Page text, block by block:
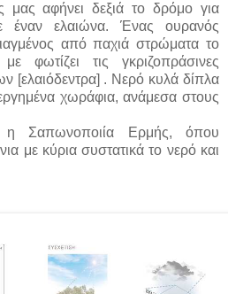
αφήνει δεξιά το δρόμο για
έναν ελαιώνα. Ένας ουρανός
από παχιά στρώματα το
τις γκριζοπράσινες
[ελαιόδεντρα] . Νερό κυλά δίπλα
χωράφια, ανάμεσα στους
η Σαπωνοποιία Ερμής, όπου
με κύρια συστατικά το νερό και